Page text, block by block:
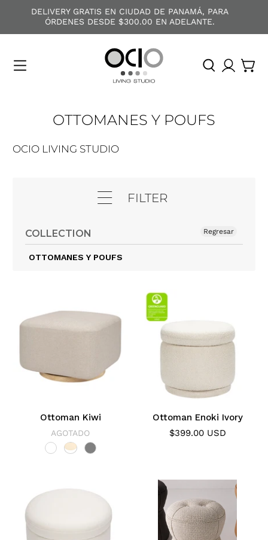
DELIVERY GRATIS EN CIUDAD DE PANAMÁ, PARA
ÓRDENES DESDE $300.00 EN ADELANTE.
OTTOMANES Y POUFS
OCIO LIVING STUDIO
FILTER
COLLECTION
OTTOMANES Y POUFS
Regresar
Ottoman Kiwi
AGOTADO
Ottoman Enoki Ivory
$399.00 USD